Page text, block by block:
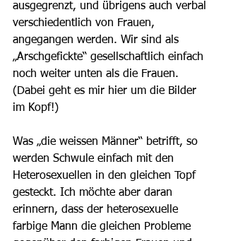
ausgegrenzt, und übrigens auch verbal
verschiedentlich von Frauen,
angegangen werden. Wir sind als
„Arschgefickte“ gesellschaftlich einfach
noch weiter unten als die Frauen.
(Dabei geht es mir hier um die Bilder
im Kopf!)
Was „die weissen Männer“ betrifft, so
werden Schwule einfach mit den
Heterosexuellen in den gleichen Topf
gesteckt. Ich möchte aber daran
erinnern, dass der heterosexuelle
farbige Mann die gleichen Probleme